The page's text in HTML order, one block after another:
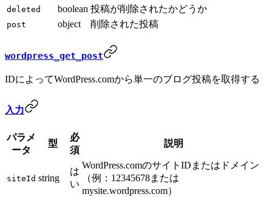
deleted boolean 投稿が削除されたかどうか
post object 削除された投稿
wordpress_get_post
IDによってWordPress.comから単一のブログ投稿を取得する
入力
パラメ
ータ
型
必
須
説明
siteId string
は
い
WordPress.comのサイトIDまたはドメイン
（例：12345678または
mysite.wordpress.com）